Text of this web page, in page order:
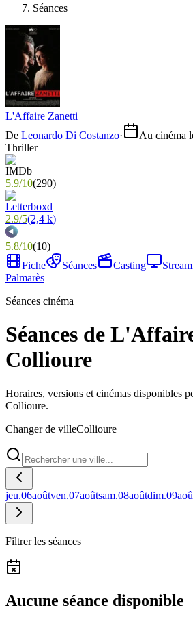
Séances
L'Affaire Zanetti
De Leonardo Di Costanzo· Au cinéma
Thriller
5.9/10(290)
2.9/5(2,4 k)
5.8/10(10)
Fiche
Séances Casting
Palmarès
Séances cinéma
Séances de
Collioure
Horaires, versions et cinémas disponibles
Collioure.
Changer de villeCollioure
jeu.06aoûtven.07aoûtsam.08aoûtdim.09
Filtrer les séances
Aucune séance disponible